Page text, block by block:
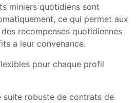
miniers quotidiens sont
ce qui permet aux
recompenses quotidiennes
a leur convenance.
pour chaque profil
suite robuste de contrats de